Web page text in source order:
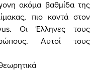
ακόμα βαθμίδα της
πιο κοντά στον
Οι Έλληνες τους
Αυτοί τους